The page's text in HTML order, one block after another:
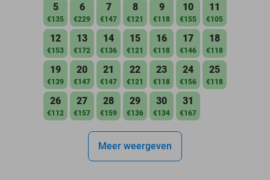
5
€135
6
€229
7
€147
8
€121
9
€118
10
€155
11
€105
12
€153
13
€172
14
€136
15
€121
16
€118
17
€146
18
€118
19
€139
20
€147
21
€147
22
€121
23
€118
24
€156
25
€118
26
€112
27
€157
28
€159
29
€136
30
€134
31
€167
Meer weergeven